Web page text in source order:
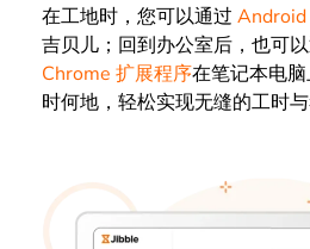
在工地时，您可以通过 Android
吉贝儿；回到办公室后，也可
Chrome 扩展程序在笔记本电
时何地，轻松实现无缝的工时与